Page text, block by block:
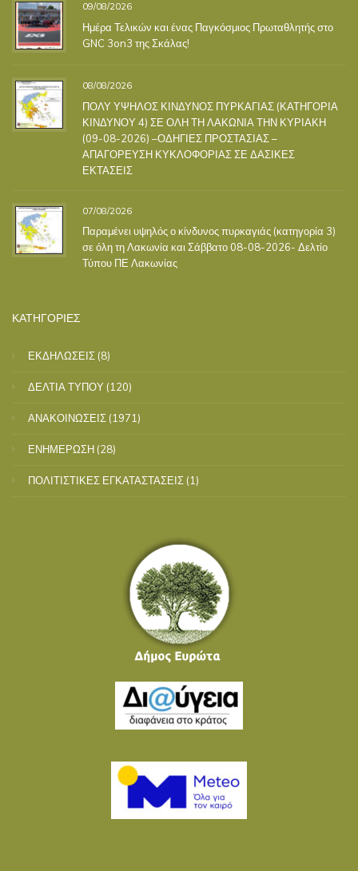
09/08/2026
Ημέρα Τελικών και ένας Παγκόσμιος Πρωταθλητής στο
GNC 3on3 της Σκάλας!
08/08/2026
ΠΟΛΥ ΥΨΗΛΟΣ ΚΙΝΔΥΝΟΣ ΠΥΡΚΑΓΙΑΣ (ΚΑΤΗΓΟΡΙΑ
ΚΙΝΔΥΝΟΥ 4) ΣΕ ΟΛΗ ΤΗ ΛΑΚΩΝΙΑ ΤΗΝ ΚΥΡΙΑΚΗ
(09-08-2026) –ΟΔΗΓΙΕΣ ΠΡΟΣΤΑΣΙΑΣ –
ΑΠΑΓΟΡΕΥΣΗ ΚΥΚΛΟΦΟΡΙΑΣ ΣΕ ΔΑΣΙΚΕΣ
ΕΚΤΑΣΕΙΣ
07/08/2026
Παραμένει υψηλός ο κίνδυνος πυρκαγιάς (κατηγορία 3)
σε όλη τη Λακωνία και Σάββατο 08-08-2026- Δελτίο
Τύπου ΠΕ Λακωνίας
ΚΑΤΗΓΟΡΙΕΣ
ΕΚΔΗΛΩΣΕΙΣ (8)
ΔΕΛΤΙΑ ΤΥΠΟΥ (120)
ΑΝΑΚΟΙΝΩΣΕΙΣ (1971)
ΕΝΗΜΕΡΩΣΗ (28)
ΠΟΛΙΤΙΣΤΙΚΕΣ ΕΓΚΑΤΑΣΤΑΣΕΙΣ (1)